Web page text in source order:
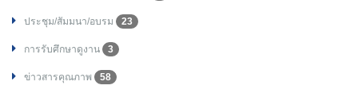
ประชุม/สัมมนา/อบรม 23
การรับศึกษาดูงาน 3
ข่าวสารคุณภาพ 58